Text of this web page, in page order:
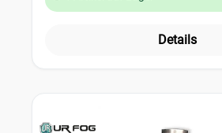
Details